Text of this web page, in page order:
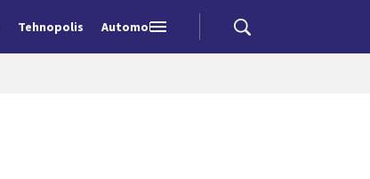
Tehnopolis Automobili